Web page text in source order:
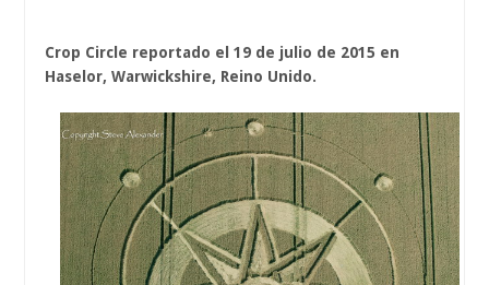
Crop Circle reportado el 19 de julio de 2015 en
Haselor, Warwickshire, Reino Unido.